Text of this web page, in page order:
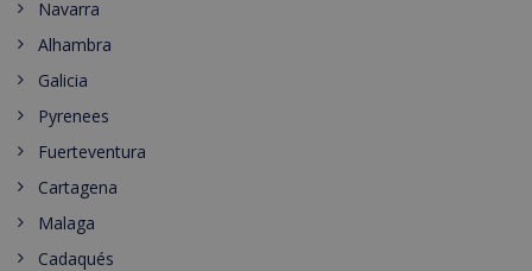
Navarra
Alhambra
Galicia
Pyrenees
Fuerteventura
Cartagena
Malaga
Cadaqués